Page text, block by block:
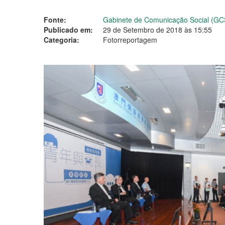
Fonte:
Gabinete de Comunicação Social
Publicado em:
29 de Setembro de 2018 às 15:55
Categoria:
Fotorreportagem